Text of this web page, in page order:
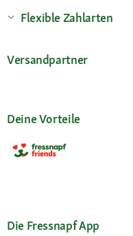
Flexible Zahlarten
Versandpartner
Deine Vorteile
Die Fressnapf App